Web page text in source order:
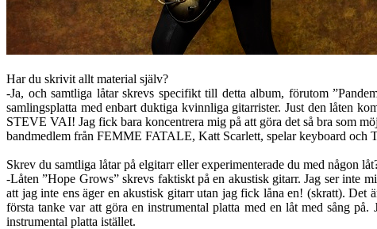
Har du skrivit allt material själv?
-Ja, och samtliga låtar skrevs specifikt till detta album, förutom
samlingsplatta med enbart duktiga kvinnliga gitarrister. Just den låten
STEVE VAI! Jag fick bara koncentrera mig på att göra det så bra som
bandmedlem från FEMME FATALE, Katt Scarlett, spelar keyboard och
Skrev du samtliga låtar på elgitarr eller experimenterade du med någon
-Låten ”Hope Grows” skrevs faktiskt på en akustisk gitarr. Jag ser inte
att jag inte ens äger en akustisk gitarr utan jag fick låna en! (skratt).
första tanke var att göra en instrumental platta med en låt med sång
instrumental platta istället.